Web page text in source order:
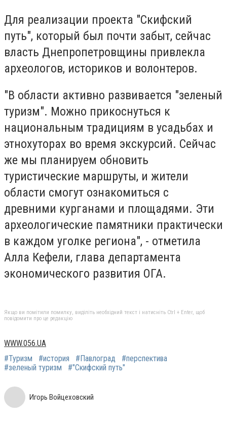
Для реализации проекта "Скифский
путь", который был почти забыт, сейчас
власть Днепропетровщины привлекла
археологов, историков и волонтеров.
"В области активно развивается "зеленый
туризм". Можно прикоснуться к
национальным традициям в усадьбах и
этнохуторах во время экскурсий. Сейчас
же мы планируем обновить
туристические маршруты, и жители
области смогут ознакомиться с
древними курганами и площадями. Эти
археологические памятники практически
в каждом уголке региона", - отметила
Алла Кефели, глава департамента
экономического развития ОГА.
Якщо ви помітили помилку, виділіть необхідний текст і натисніть Ctrl + Enter, щоб
повідомити про це редакцію
WWW.056.UA
#Туризм
#история #Павлоград
#перспектива
#зеленый туризм
#"Скифский путь"
Игорь Войцеховский